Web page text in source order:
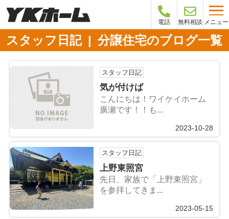
電話 無料相談 メニュー
スタッフ日記 | 分譲住宅のブログ一覧
スタッフ日記
気が付けば
こんにちは！ワイケイホーム
廣瀬です！！も...
2023-10-28
スタッフ日記
上野東照宮
先日、家族で「上野東照宮」
を参拝してきま...
2023-05-15